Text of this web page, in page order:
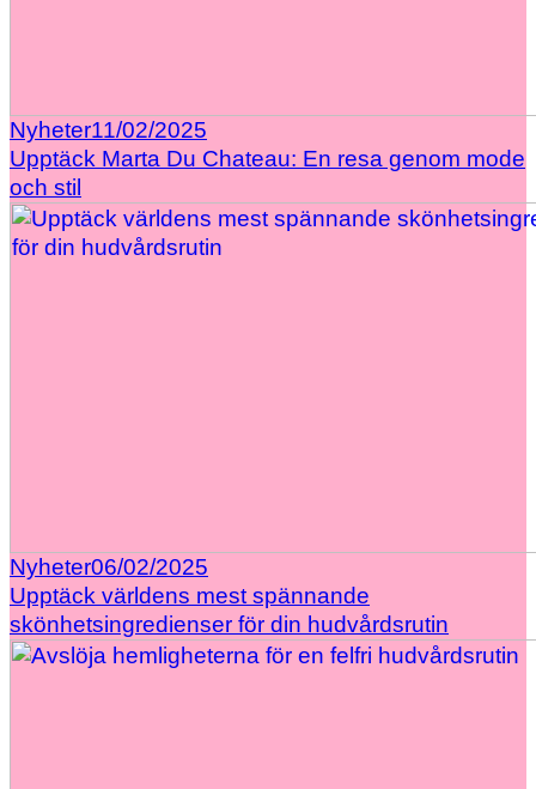
Nyheter11/02/2025
Upptäck Marta Du Chateau: En resa genom mode
och stil
Nyheter06/02/2025
Upptäck världens mest spännande
skönhetsingredienser för din hudvårdsrutin